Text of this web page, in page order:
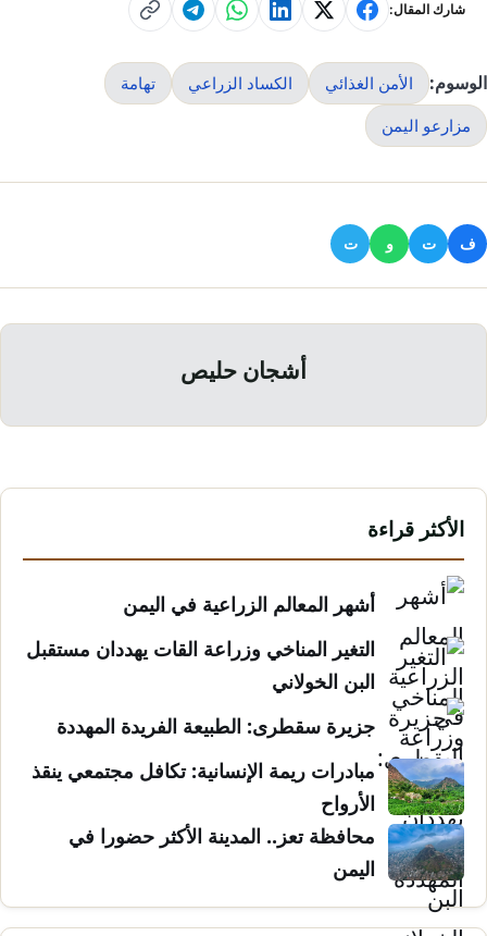
شارك المقال:
الوسوم: الأمن الغذائي الكساد الزراعي
تهامة
مزارعو اليمن
ف ت و ت
أشجان حليص
الأكثر قراءة
أشهر المعالم الزراعية في اليمن
التغير المناخي وزراعة القات يهددان مستقبل
البن الخولاني
جزيرة سقطرى: الطبيعة الفريدة المهددة
مبادرات ريمة الإنسانية: تكافل مجتمعي ينقذ
الأرواح
محافظة تعز.. المدينة الأكثر حضورا في
اليمن